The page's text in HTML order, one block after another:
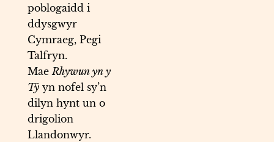
poblogaidd i
ddysgwyr
Cymraeg, Pegi
Talfryn.
MaeRhywun yn y
Tŷ yn nofel sy’n
dilyn hynt un o
drigolion
Llandonwyr.